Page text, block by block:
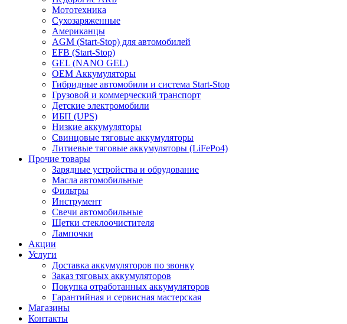
Мототехника
Сухозаряженные
Американцы
AGM (Start-Stop) для автомобилей
EFB (Start-Stop)
GEL (NANO GEL)
OEM Аккумуляторы
Гибридные автомобили и система Start-Stop
Грузовой и коммерческий транспорт
Детские электромобили
ИБП (UPS)
Низкие аккумуляторы
Свинцовые тяговые аккумуляторы
Литиевые тяговые аккумуляторы (LiFePo4)
Прочие товары
Зарядные устройства и обрудование
Масла автомобильные
Фильтры
Инструмент
Свечи автомобильные
Щетки стеклоочистителя
Лампочки
Акции
Услуги
Доставка аккумуляторов по звонку
Заказ тяговых аккумуляторов
Покупка отработанных аккумуляторов
Гарантийная и сервисная мастерская
Магазины
Контакты